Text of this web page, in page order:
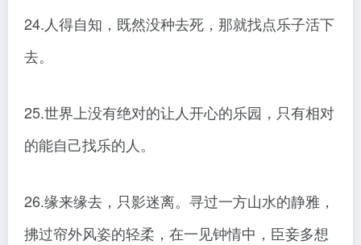
24.人得自知，既然没种去死，那就找点乐子活下
去。
25.世界上没有绝对的让人开心的乐园，只有相对
的能自己找乐的人。
26.缘来缘去，只影迷离。寻过一方山水的静雅，
拂过帘外风姿的轻柔，在一见钟情中，臣妾多想